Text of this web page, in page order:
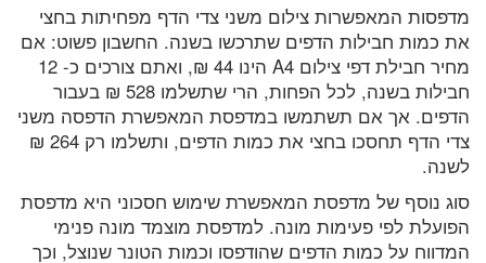
מדפסות המאפשרות צילום משני צדי הדף מפחיתות בחצי
את כמות חבילות הדפים שתרכשו בשנה. החשבון פשוט: אם
מחיר חבילת דפי צילום A4 הינו 44 ₪, ואתם צורכים כ- 12
חבילות בשנה, לכל הפחות, הרי שתשלמו 528 ₪ בעבור
הדפים. אך אם תשתמשו במדפסת המאפשרת הדפסה משני
צדי הדף תחסכו בחצי את כמות הדפים, ותשלמו רק 264 ₪
לשנה.
סוג נוסף של מדפסת המאפשרת שימוש חסכוני היא מדפסת
הפועלת לפי פעימות מונה. למדפסת מוצמד מונה פנימי
המדווח על כמות הדפים שהודפסו וכמות הטונר שנוצל, וכך